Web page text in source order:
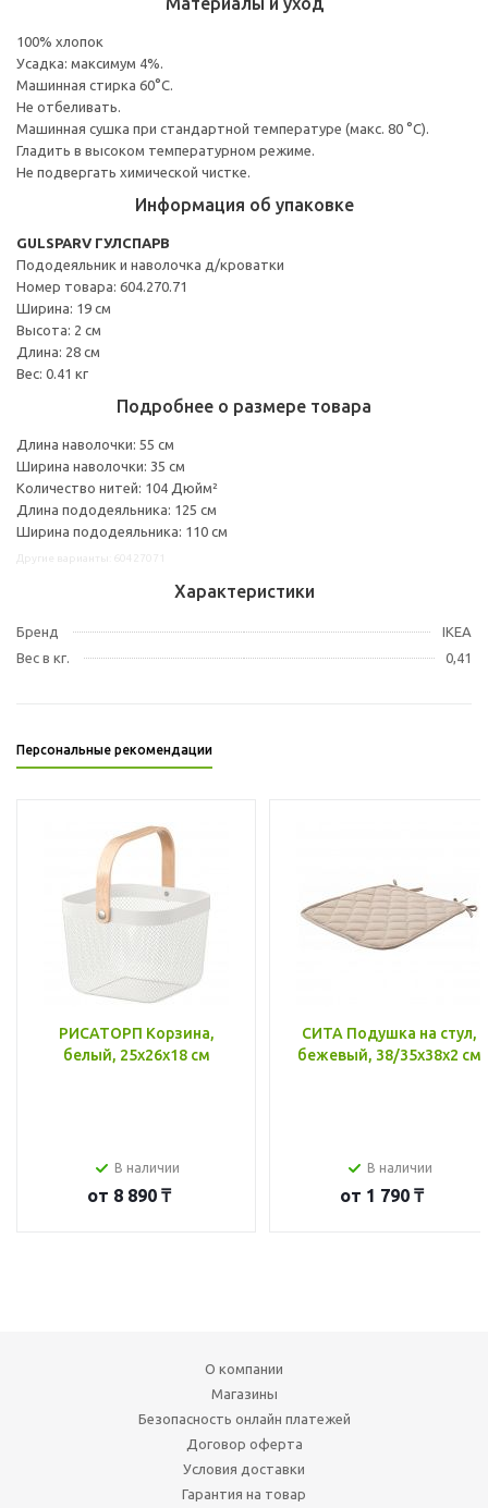
100% хлопок
Усадка: максимум 4%.
Машинная стирка 60°С.
Не отбеливать.
Машинная сушка при стандартной температуре (макс. 80 °C).
Гладить в высоком температурном режиме.
Не подвергать химической чистке.
Информация об упаковке
GULSPARV ГУЛСПАРВ
Пододеяльник и наволочка д/кроватки
Номер товара: 604.270.71
Ширина: 19 см
Высота: 2 см
Длина: 28 см
Вес: 0.41 кг
Подробнее о размере товара
Длина наволочки: 55 см
Ширина наволочки: 35 см
Количество нитей: 104 Дюйм²
Длина пододеяльника: 125 см
Ширина пододеяльника: 110 см
Характеристики
Бренд
IKEA
Вес в кг.
0,41
Персональные рекомендации
РИСАТОРП Корзина,
белый, 25x26x18 см
В наличии
от 8 890 ₸
СИТА Подушка на стул,
бежевый, 38/35x38x2 см
В наличии
от 1 790 ₸
О компании
Магазины
Безопасность онлайн платежей
Договор оферта
Условия доставки
Гарантия на товар